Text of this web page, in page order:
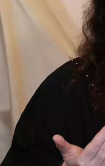
к ней возросло при
в Большом
Уже собирались
Я собираюсь
на плече руку и
стоит
Она волнуется!
Она не может
Мы стояли, ждали.
"Все, я готова.
с ней на сцену. Да,
оркестром, дисциплина
с ней было легко